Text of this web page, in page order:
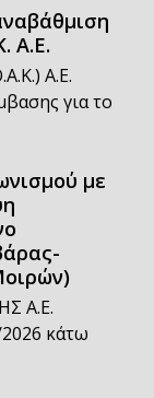
Α.Ε.
Α.Ε.
για το
με
Α.Ε.
κάτω